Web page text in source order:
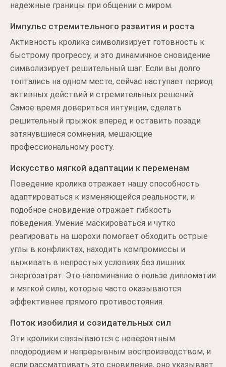
надежные границы при общении с миром.
Импульс стремительного развития и роста
Активность кролика символизирует готовность к
быстрому прогрессу, и это динамичное сновидение
символизирует решительный шаг. Если вы долго
топтались на одном месте, сейчас наступает период
активных действий и стремительных решений.
Самое время довериться интуиции, сделать
решительный прыжок вперед и оставить позади
затянувшиеся сомнения, мешающие
профессиональному росту.
Искусство мягкой адаптации к переменам
Поведение кролика отражает нашу способность
адаптироваться к изменяющейся реальности, и
подобное сновидение отражает гибкость
поведения. Умение маскироваться и чутко
реагировать на шорохи помогает обходить острые
углы в конфликтах, находить компромиссы и
выживать в непростых условиях без лишних
энергозатрат. Это напоминание о пользе дипломатии
и мягкой силы, которые часто оказываются
эффективнее прямого противостояния.
Поток изобилия и созидательных сил
Эти кролики связываются с невероятным
плодородием и непрерывным воспроизводством, и
если рассматривать это сновидение, оно указывает